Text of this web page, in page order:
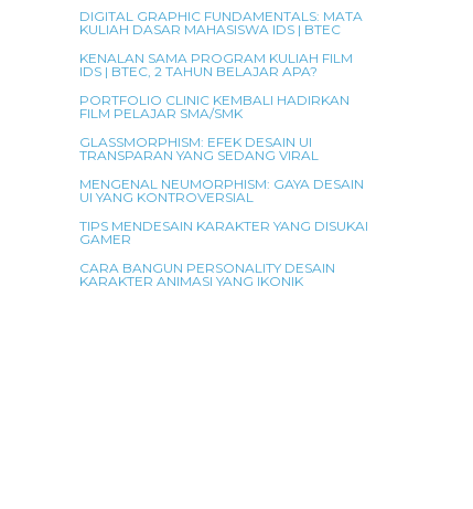
DIGITAL GRAPHIC FUNDAMENTALS: MATA
KULIAH DASAR MAHASISWA IDS | BTEC
KENALAN SAMA PROGRAM KULIAH FILM
IDS | BTEC, 2 TAHUN BELAJAR APA?
PORTFOLIO CLINIC KEMBALI HADIRKAN
FILM PELAJAR SMA/SMK
GLASSMORPHISM: EFEK DESAIN UI
TRANSPARAN YANG SEDANG VIRAL
MENGENAL NEUMORPHISM: GAYA DESAIN
UI YANG KONTROVERSIAL
TIPS MENDESAIN KARAKTER YANG DISUKAI
GAMER
CARA BANGUN PERSONALITY DESAIN
KARAKTER ANIMASI YANG IKONIK